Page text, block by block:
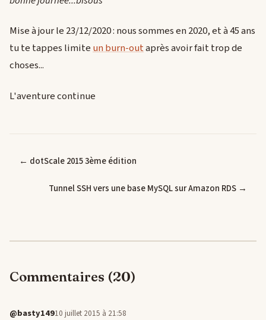
Mise à jour le 23/12/2020 : nous sommes en 2020, et à 45 ans
tu te tappes limiteun burn-outaprès avoir fait trop de
choses...
L'aventure continue
← dotScale 2015 3ème édition
Tunnel SSH vers une base MySQL sur Amazon RDS →
Commentaires (20)
@basty14910 juillet 2015 à 21:58